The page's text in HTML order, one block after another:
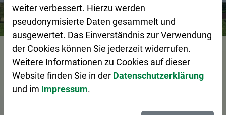
Bürgerservice Pressemeldungen Technik-
Vorlesen
weiter verbessert. Hierzu werden
pseudonymisierte Daten gesammelt und
ausgewertet. Das Einverständnis zur Verwendung
der Cookies können Sie jederzeit widerrufen.
Weitere Informationen zu Cookies auf dieser
Website finden Sie in der Datenschutzerklärung
und im Impressum.